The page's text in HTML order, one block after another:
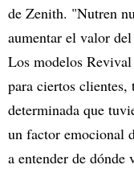
de Zenith. "Nutren
aumentar el valor
Los modelos
para ciertos clientes,
determinada que
un factor emocional
a entender de